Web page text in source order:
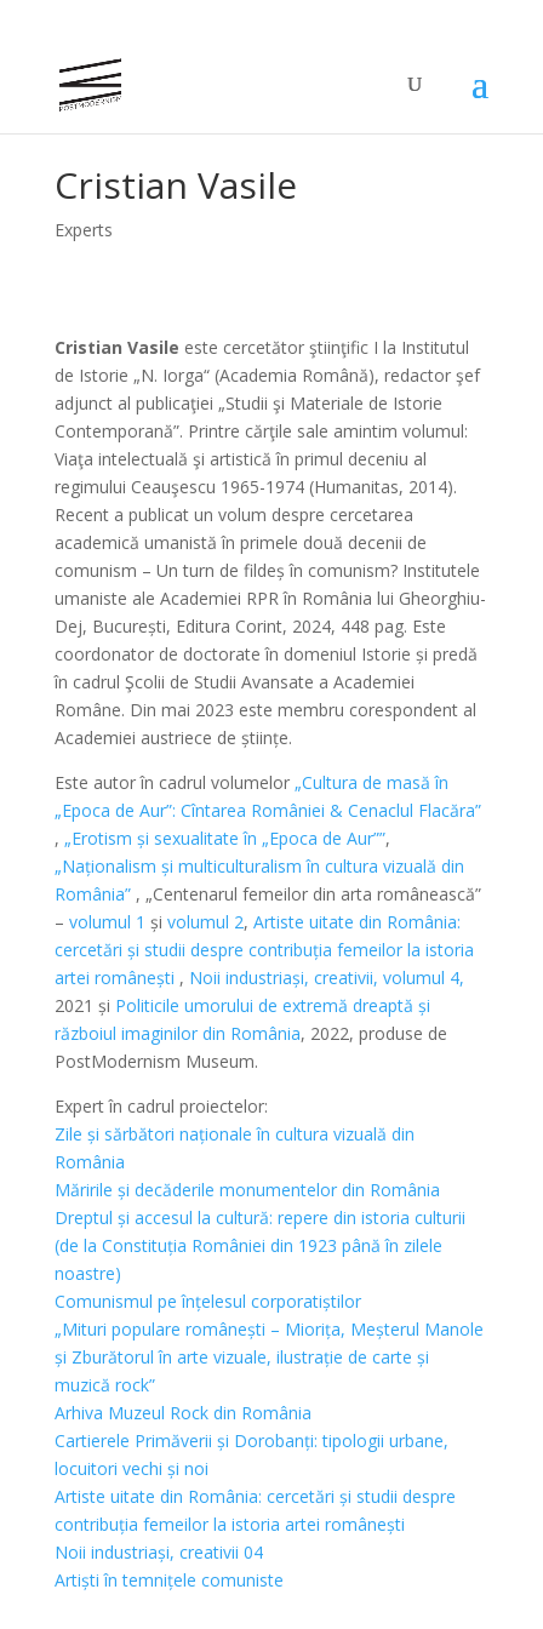
Cristian Vasile
Experts
Cristian Vasile este cercetător ştiinţific I la Institutul
de Istorie „N. Iorga“ (Academia Română), redactor şef
adjunct al publicaţiei „Studii şi Materiale de Istorie
Contemporană”. Printre cărţile sale amintim volumul:
Viaţa intelectuală şi artistică în primul deceniu al
regimului Ceauşescu 1965-1974 (Humanitas, 2014).
Recent a publicat un volum despre cercetarea
academică umanistă în primele două decenii de
comunism – Un turn de fildeș în comunism? Institutele
umaniste ale Academiei RPR în România lui Gheorghiu-
Dej, București, Editura Corint, 2024, 448 pag. Este
coordonator de doctorate în domeniul Istorie și predă
în cadrul Şcolii de Studii Avansate a Academiei
Române. Din mai 2023 este membru corespondent al
Academiei austriece de științe.
Este autor în cadrul volumelor „Cultura de masă în
„Epoca de Aur”: Cîntarea României & Cenaclul Flacăra”
, „Erotism și sexualitate în „Epoca de Aur””,
„Naționalism și multiculturalism în cultura vizuală din
România”, „Centenarul femeilor din arta românească”
– volumul 1 și volumul 2, Artiste uitate din România:
cercetări și studii despre contribuția femeilor la istoria
artei românești , Noii industriași, creativii, volumul 4,
2021 și Politicile umorului de extremă dreaptă și
războiul imaginilor din România, 2022, produse de
PostModernism Museum.
Expert în cadrul proiectelor:
Zile și sărbători naționale în cultura vizuală din
România
Măririle și decăderile monumentelor din România
Dreptul și accesul la cultură: repere din istoria culturii
(de la Constituția României din 1923 până în zilele
noastre)
Comunismul pe înțelesul corporatiștilor
„Mituri populare românești – Miorița, Meșterul Manole
și Zburătorul în arte vizuale, ilustrație de carte și
muzică rock”
Arhiva Muzeul Rock din România
Cartierele Primăverii și Dorobanți: tipologii urbane,
locuitori vechi și noi
Artiste uitate din România: cercetări și studii despre
contribuția femeilor la istoria artei românești
Noii industriași, creativii 04
Artiști în temnițele comuniste